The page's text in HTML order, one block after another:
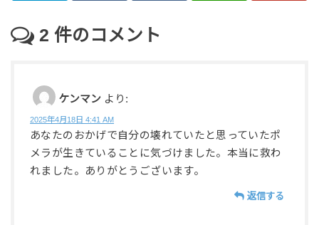
2 件のコメント
ケンマン より:
2025年4月18日 4:41 AM
あなたのおかげで自分の壊れていたと思っていたポ
メラが生きていることに気づけました。本当に救わ
れました。ありがとうございます。
返信する